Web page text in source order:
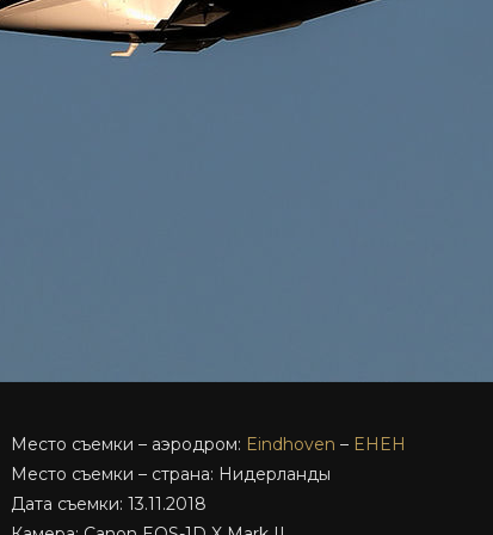
Место съемки – аэродром: Eindhoven – EHEH
Место съемки – страна: Нидерланды
Дата съемки: 13.11.2018